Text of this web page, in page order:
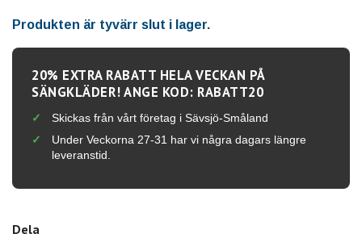
Produkten är tyvärr slut i lager.
20% EXTRA RABATT HELA VECKAN PÅ
SÄNGKLÄDER! ANGE KOD: RABATT20
Skickas från vårt företag i Sävsjö-Småland
Under Veckorna 27-31 har vi några dagars längre
leveranstid.
Dela